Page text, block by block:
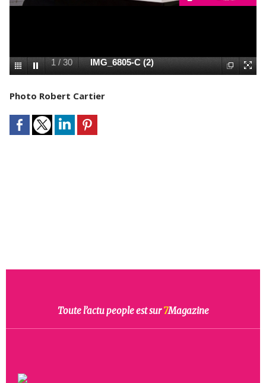
1 /30 IMG_6805-C (2)
Photo Robert Cartier
Toute l’actu people est sur7Magazine